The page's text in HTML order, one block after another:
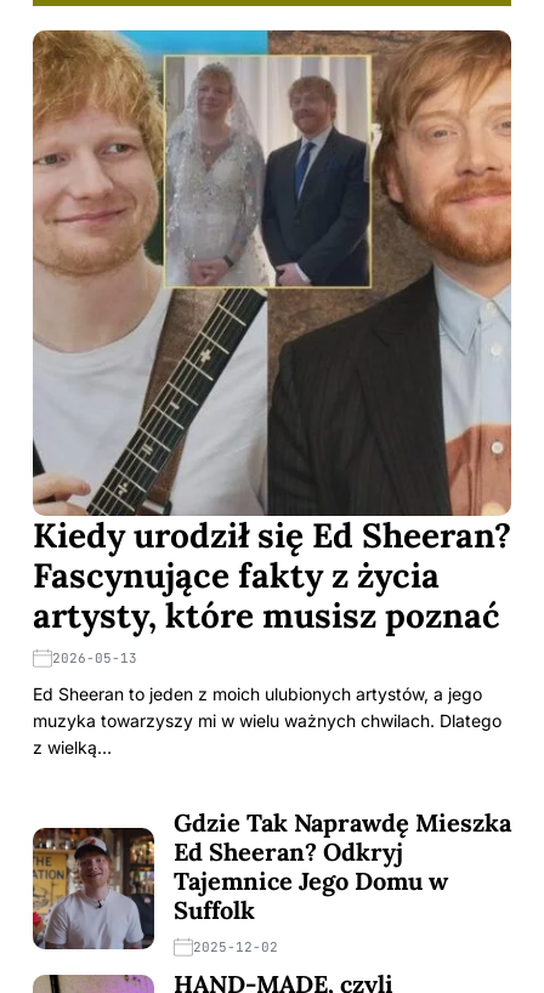
Kiedy urodził się Ed Sheeran?
Fascynujące fakty z życia
artysty, które musisz poznać
2026-05-13
Ed Sheeran to jeden z moich ulubionych artystów, a jego
muzyka towarzyszy mi w wielu ważnych chwilach. Dlatego
z wielką…
Gdzie Tak Naprawdę Mieszka
Ed Sheeran? Odkryj
Tajemnice Jego Domu w
Suffolk
2025-12-02
HAND-MADE, czyli